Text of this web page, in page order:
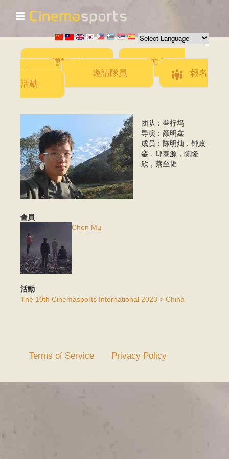
移
至
主
☰
增加影片
加入此團
隊
邀請隊員
報名
活動
導演.jpeg
团队：叁柠坞
导演：颜明鑫
成员：陈明灿，钟政
銮，邱泰源，陈隆
欣，蔡至韬
會員
Chen Mu
活動
The 10th Cinemasports International 2023 > China
Terms of Service Privacy Policy